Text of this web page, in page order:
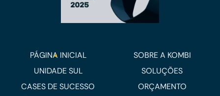
PÁGINA INICIAL
SOBRE A KOMBI
UNIDADE SUL
SOLUÇÕES
CASES DE SUCESSO
ORÇAMENTO